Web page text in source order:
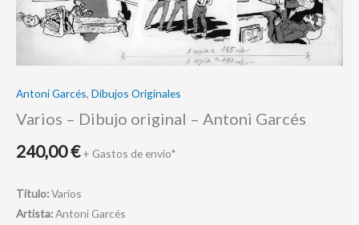
Antoni Garcés, Dibujos Originales
Varios – Dibujo original – Antoni Garcés
240,00€ + Gastos de envio*
Título:Varios
Artista:Antoni Garcés